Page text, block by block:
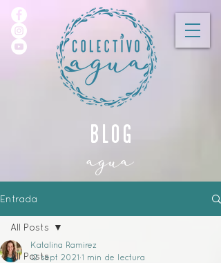
blog
agua
Entrada
All Posts
All Posts
Katalina Ramirez
12 sept 2021 1 min de lectura